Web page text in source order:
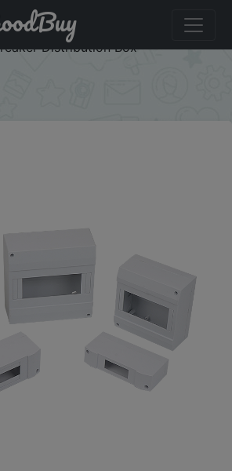
Electrical Box Circuit Breaker
ABS Switch Enclosure Surface
Distribution Box